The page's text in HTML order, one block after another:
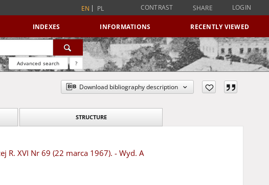
EN PL CONTRAST SHARE LOGIN
INDEXES INFORMATIONS RECENTLY VIEWED
Advanced search ?
Download bibliography description
STRUCTURE
R. XVI Nr 69 (22 marca 1967). - Wyd. A